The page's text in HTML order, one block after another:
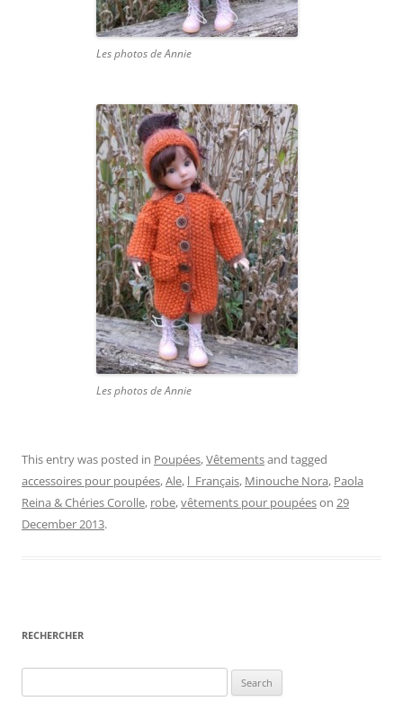
Les photos de Annie
Les photos de Annie
This entry was posted in Poupées,Vêtementsand tagged
accessoires pour poupées,Ale, l_Français, Minouche Nora, Paola
Reina & Chéries Corolle, robe,vêtements pour poupéeson 29
December 2013.
RECHERCHER
for: